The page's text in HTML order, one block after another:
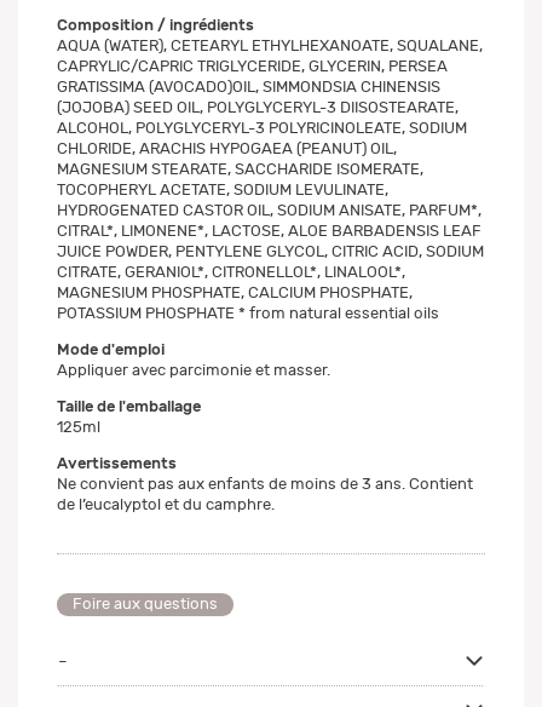
Composition / ingrédients
AQUA (WATER), CETEARYL ETHYLHEXANOATE, SQUALANE,
CAPRYLIC/CAPRIC TRIGLYCERIDE, GLYCERIN, PERSEA
GRATISSIMA (AVOCADO)OIL, SIMMONDSIA CHINENSIS
(JOJOBA) SEED OIL, POLYGLYCERYL-3 DIISOSTEARATE,
ALCOHOL, POLYGLYCERYL-3 POLYRICINOLEATE, SODIUM
CHLORIDE, ARACHIS HYPOGAEA (PEANUT) OIL,
MAGNESIUM STEARATE, SACCHARIDE ISOMERATE,
TOCOPHERYL ACETATE, SODIUM LEVULINATE,
HYDROGENATED CASTOR OIL, SODIUM ANISATE, PARFUM*,
CITRAL*, LIMONENE*, LACTOSE, ALOE BARBADENSIS LEAF
JUICE POWDER, PENTYLENE GLYCOL, CITRIC ACID, SODIUM
CITRATE, GERANIOL*, CITRONELLOL*, LINALOOL*,
MAGNESIUM PHOSPHATE, CALCIUM PHOSPHATE,
POTASSIUM PHOSPHATE * from natural essential oils
Mode d'emploi
Appliquer avec parcimonie et masser.
Taille de l'emballage
125ml
Avertissements
Ne convient pas aux enfants de moins de 3 ans. Contient
de l’eucalyptol et du camphre.
Foire aux questions
-